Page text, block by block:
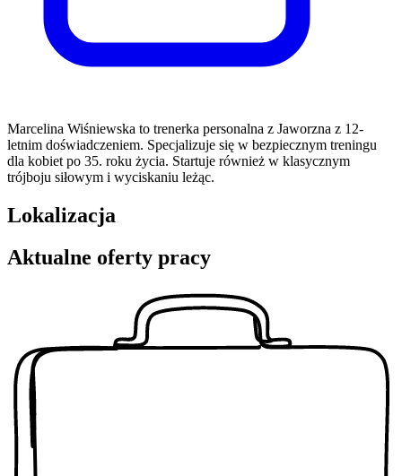
Marcelina Wiśniewska to trenerka personalna z Jaworzna z 12-
letnim doświadczeniem. Specjalizuje się w bezpiecznym treningu
dla kobiet po 35. roku życia. Startuje również w klasycznym
trójboju siłowym i wyciskaniu leżąc.
Lokalizacja
Aktualne oferty pracy